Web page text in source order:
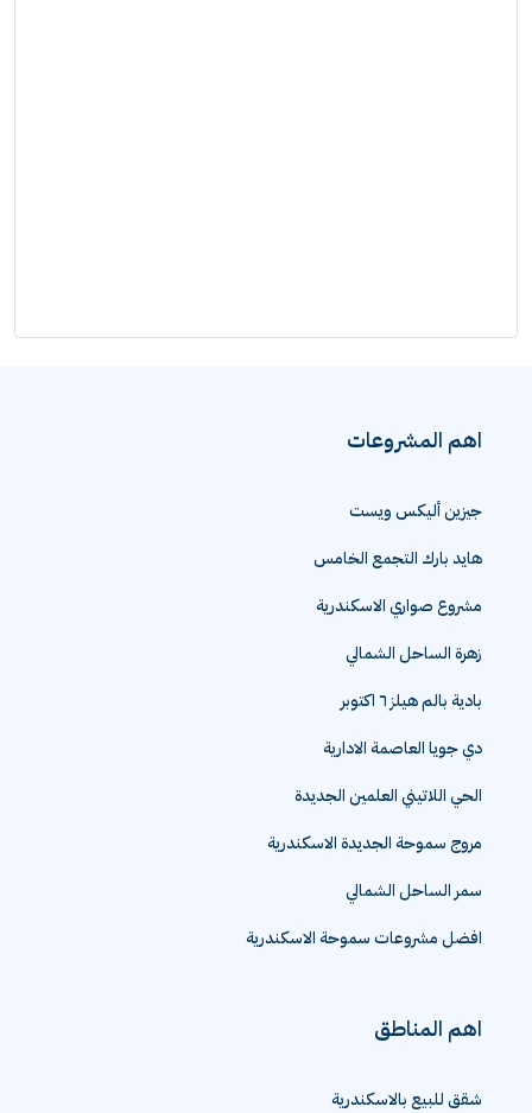
اهم المشروعات
جيزين أليكس ويست
هايد بارك التجمع الخامس
مشروع صواري الاسكندرية
زهرة الساحل الشمالي
بادية بالم هيلز ٦ اكتوبر
دي جويا العاصمة الادارية
الحي اللاتيني العلمين الجديدة
مروج سموحة الجديدة الاسكندرية
سمر الساحل الشمالي
افضل مشروعات سموحة الاسكندرية
اهم المناطق
شقق للبيع بالاسكندرية